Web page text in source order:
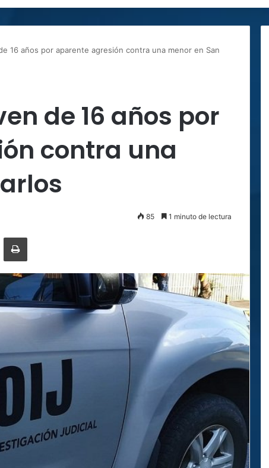
16 años por aparente agresión contra una menor en San
de 16 años por
contra una
85 1 minuto de lectura
por correo electrónicoImprimir